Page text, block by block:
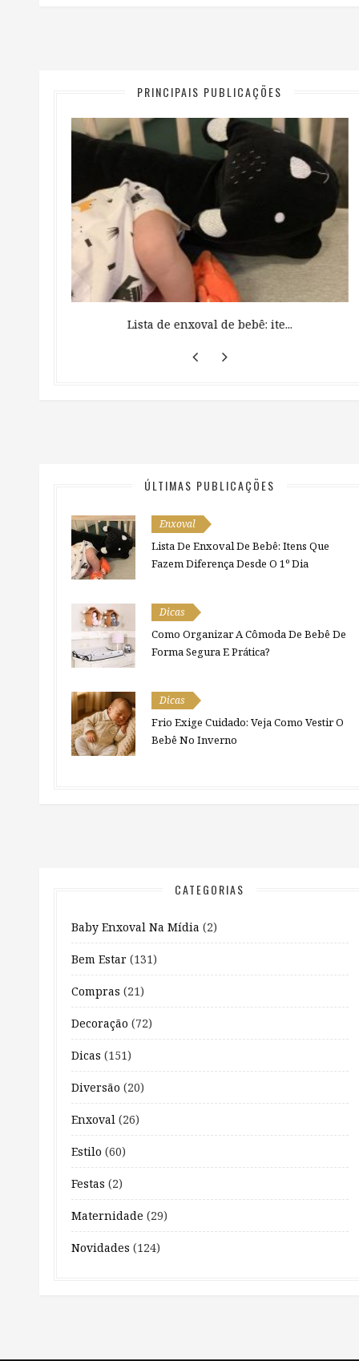
PRINCIPAIS PUBLICAÇÕES
Lista de enxoval de bebê: ite...
ÚLTIMAS PUBLICAÇÕES
Enxoval
Lista De Enxoval De Bebê: Itens Que
Fazem Diferença Desde O 1º Dia
Dicas
Como Organizar A Cômoda De Bebê De
Forma Segura E Prática?
Dicas
Frio Exige Cuidado: Veja Como Vestir O
Bebê No Inverno
CATEGORIAS
Baby Enxoval Na Mídia (2)
Bem Estar (131)
Compras (21)
Decoração (72)
Dicas (151)
Diversão (20)
Enxoval (26)
Estilo (60)
Festas (2)
Maternidade (29)
Novidades (124)